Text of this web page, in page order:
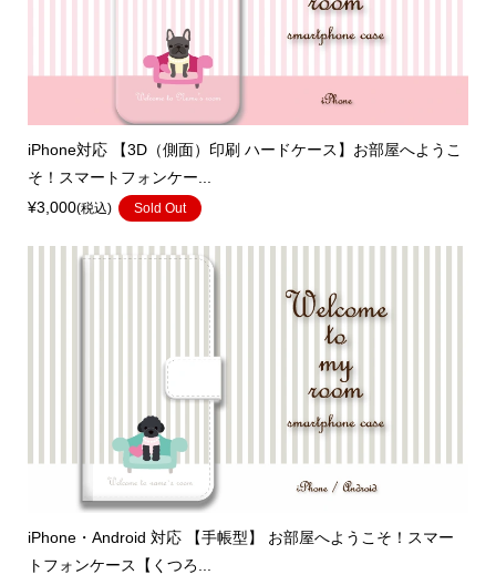
iPhone対応 【3D（側面）印刷 ハードケース】お部屋へようこ
そ！スマートフォンケー...
¥3,000(税込) Sold Out
iPhone・Android 対応 【手帳型】 お部屋へようこそ！スマー
トフォンケース【くつろ...